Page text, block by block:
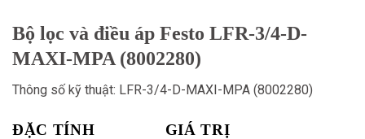
Bộ lọc và điều áp Festo LFR-3/4-D-
MAXI-MPA (8002280)
Thông số kỹ thuật: LFR-3/4-D-MAXI-MPA (8002280)
ĐẶC TÍNH
GIÁ TRỊ